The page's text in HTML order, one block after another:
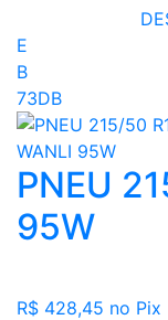
E
B
73DB
PNEU
95W
R$ 428,45 no Pix